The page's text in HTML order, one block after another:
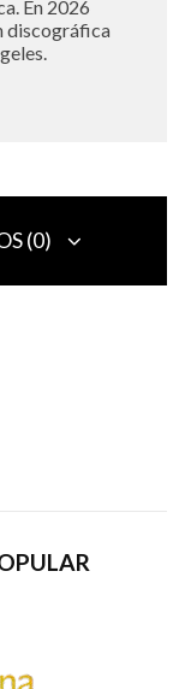
En 2026
discográfica
(0)